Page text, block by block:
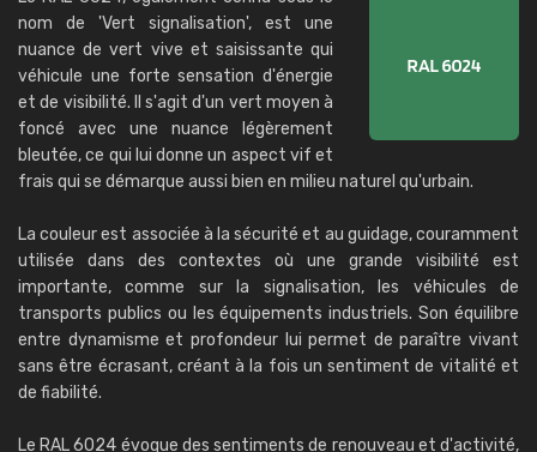
nom de 'Vert signalisation', est une
nuance de vert vive et saisissante qui
véhicule une forte sensation d'énergie
et de visibilité. Il s'agit d'un vert moyen à
foncé avec une nuance légèrement
bleutée, ce qui lui donne un aspect vif et
frais qui se démarque aussi bien en milieu naturel qu'urbain.
La couleur est associée à la sécurité et au guidage, couramment
utilisée dans des contextes où une grande visibilité est
importante, comme sur la signalisation, les véhicules de
transports publics ou les équipements industriels. Son équilibre
entre dynamisme et profondeur lui permet de paraître vivant
sans être écrasant, créant à la fois un sentiment de vitalité et
de fiabilité.
Le RAL 6024 évoque des sentiments de renouveau et d'activité,